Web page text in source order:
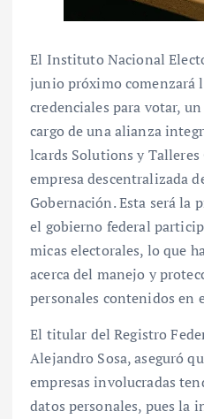
El Instituto Nacional
junio próximo comenzará
credenciales para votar,
cargo de una alianza
lcards Solutions y Talleres
empresa descentralizada
Gobernación. Esta será la
el gobierno federal
micas electorales, lo que
acerca del manejo y
personales contenidos en
El titular del Registro
Alejandro Sosa, aseguró
empresas involucradas
datos personales, pues la